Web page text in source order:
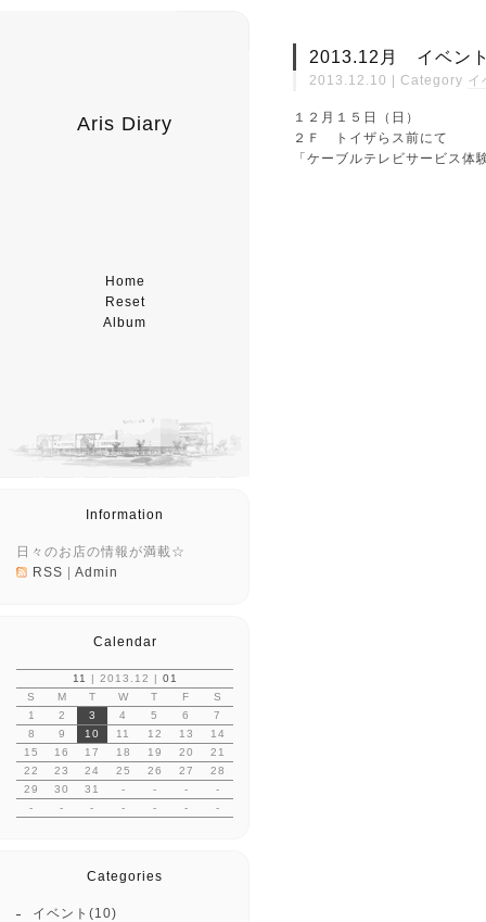
Aris Diary
Home
Reset
Album
2013.12月 イベン
2013.12.10 | Category イ
１２月１５日（日）
２Ｆ トイザらス前にて
「ケーブルテレビサービス体
Information
日々のお店の情報が満載☆
RSS
Admin
Calendar
11 | 2013.12 | 01
S
M T W T F
S
1
2 3 4 5 6
7
8
9 10 11 12 13
14
15
16 17 18 19 20
21
22
23 24 25 26 27
28
29
30 31 - - -
-
-
- - - - - -
Categories
イベント(10)